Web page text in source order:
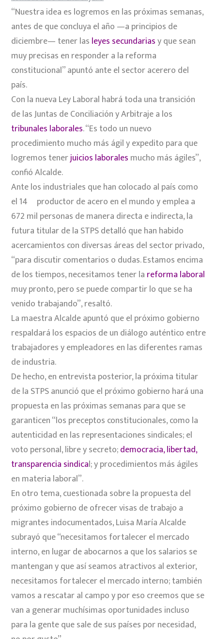
“Nuestra idea es logremos en las próximas semanas,
antes de que concluya el año —a principios de
diciembre— tener las leyes secundariasy que sean
muy precisas en responder a la reforma
constitucional” apuntó ante el sector acerero del
país.
Con la nueva Ley Laboral habrá toda una transición
de las Juntas de Conciliación y Arbitraje a los
tribunales laborales. “Es todo un nuevo
procedimiento mucho más ágil y expedito para que
logremos tenerjuicios laborales mucho más ágiles”,
confió Alcalde.
Ante los industriales que han colocado al país como
el 14º productor de acero en el mundo y emplea a
672 mil personas de manera directa e indirecta, la
futura titular de la STPS detalló que han habido
acercamientos con diversas áreas del sector privado,
“para discutir comentarios o dudas. Estamos encima
de los tiempos, necesitamos tener la reforma laboral
muy pronto, pero se puede compartir lo que se ha
venido trabajando”, resaltó.
La maestra Alcalde apuntó que el próximo gobierno
respaldará los espacios de un diálogo auténtico entre
trabajadores y empleadores en las diferentes ramas
de industria.
De hecho, en entrevista posterior, la próxima titular
de la STPS anunció que el próximo gobierno hará una
propuesta en las próximas semanas para que se
garanticen “los preceptos constitucionales, como la
autenticidad en las representaciones sindicales; el
voto personal, libre y secreto;democracia, libertad,
transparencia sindical; y procedimientos más ágiles
en materia laboral”.
En otro tema, cuestionada sobre la propuesta del
próximo gobierno de ofrecer visas de trabajo a
migrantes indocumentados, Luisa María Alcalde
subrayó que “necesitamos fortalecer el mercado
interno, en lugar de abocarnos a que los salarios se
mantengan y que así seamos atractivos al exterior,
necesitamos fortalecer el mercado interno; también
vamos a rescatar al campo y por eso creemos que se
van a generar muchísimas oportunidades incluso
para la gente que sale de sus países por necesidad,